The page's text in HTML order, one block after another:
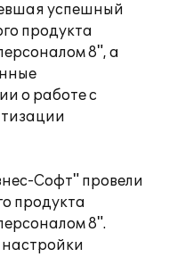
успешный
продукта
8", а
о работе с
Софт" провели
продукта
8".